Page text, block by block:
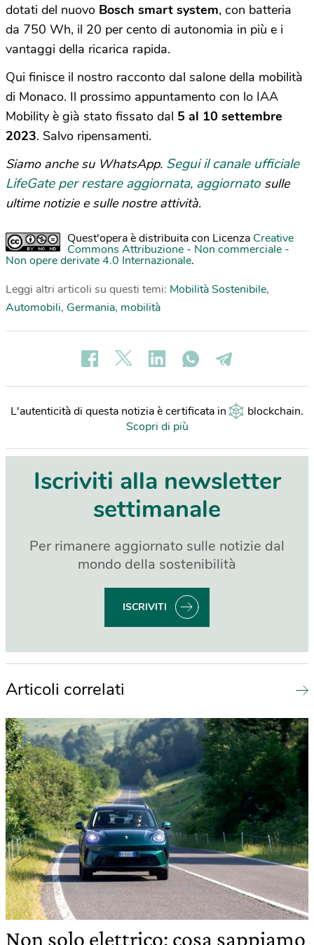
dotati del nuovo Bosch smart system, con batteria
da 750 Wh, il 20 per cento di autonomia in più e i
vantaggi della ricarica rapida.
Qui finisce il nostro racconto dal salone della mobilità
di Monaco. Il prossimo appuntamento con lo IAA
Mobility è già stato fissato dal 5 al 10 settembre
2023. Salvo ripensamenti.
Siamo anche su WhatsApp. Segui il canale ufficiale
LifeGate per restare aggiornata, aggiornato sulle
ultime notizie e sulle nostre attività.
Quest'opera è distribuita con Licenza Creative
Commons Attribuzione - Non commerciale -
Non opere derivate 4.0 Internazionale.
Leggi altri articoli su questi temi: Mobilità Sostenibile,
Automobili, Germania, mobilità
L'autenticità di questa notizia è certificata in blockchain.
Scopri di più
Iscriviti alla newsletter
settimanale
Per rimanere aggiornato sulle notizie dal
mondo della sostenibilità
ISCRIVITI
Articoli correlati
Non solo elettrico: cosa sappiamo